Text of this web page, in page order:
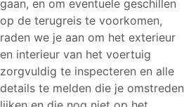
gaan, en om eventuele geschillen
op de terugreis te voorkomen,
raden we je aan om het exterieur
en interieur van het voertuig
zorgvuldig te inspecteren en alle
details te melden die je omstreden